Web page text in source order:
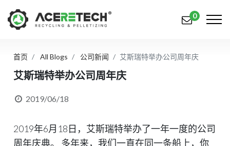
产品
知识中心
0
首页 All Blogs 公司新闻 艾斯瑞特举办公司周年庆
艾斯瑞特举办公司周年庆
2019/06/18
2019年6月18日，艾斯瑞特举办了一年一度的公司
周年庆典。 多年来，我们一直在同一条船上，你